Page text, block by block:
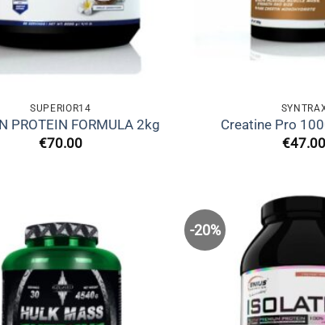
SUPERIOR14
PROTEIN FORMULA 2kg
€70.00
Creatine Pro
€47.00
-20%